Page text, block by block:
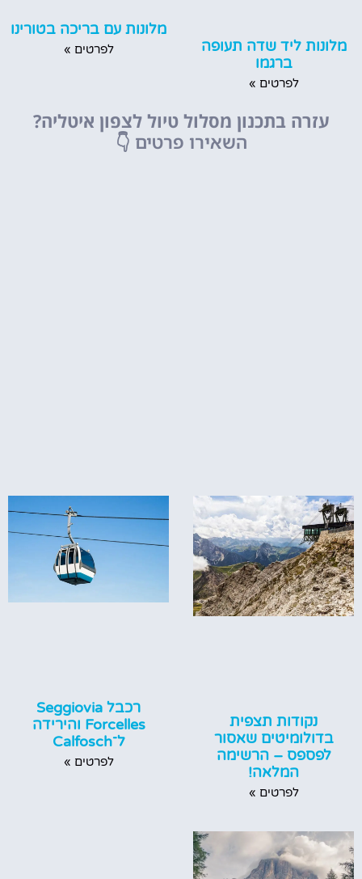
מלונות ליד שדה תעופה
ברגמו
לפרטים »
מלונות עם בריכה בטורינו
לפרטים »
עזרה בתכנון מסלול טיול לצפון איטליה?
השאירו פרטים 👇
נקודות תצפית
בדולומיטים שאסור
לפספס – הרשימה
המלאה!
לפרטים »
רכבל Seggiovia
Forcelles והירידה
ל־Calfosch
לפרטים »